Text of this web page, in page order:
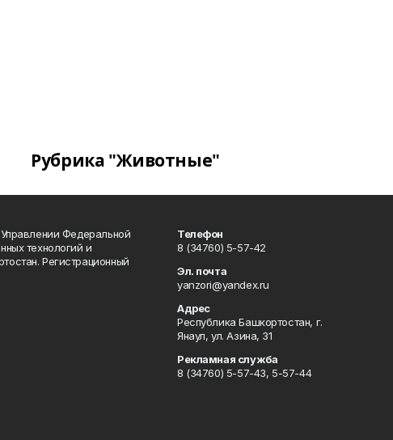
Рубрика "Животные"
Федеральной
технологий и
Регистрационный
Телефон
8 (34760) 5-57-42
Эл. почта
yanzori@yandex.ru
Адрес
Республика Башкортостан, г.
Янаул, ул. Азина, 31
Рекламная служба
8 (34760) 5-57-43, 5-57-44